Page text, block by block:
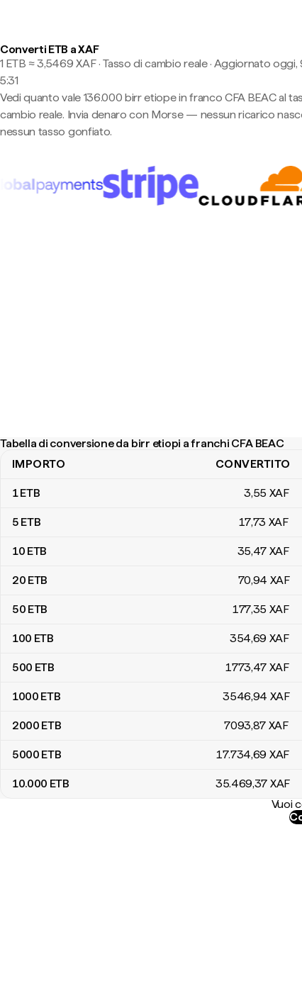
Converti ETB a XAF
1 ETB ≈ 3,5469 XAF · Tasso di cambio reale· Aggiornato oggi,
5:31
Vedi quanto vale 136.000 birr etiope in franco CFA BEAC al
cambio reale. Invia denaro con Morse — nessun ricarico
nessun tasso gonfiato.
Tabella di conversione da birr etiopi a franchi CFA BEAC
Tabella di conversione da birr etiopi a franchi CFA BEAC
IMPORTO CONVERTITO
1ETB 3,55 XAF
5 ETB 17,73 XAF
10 ETB 35,47 XAF
20 ETB 70,94 XAF
50 ETB 177,35 XAF
100 ETB 354,69 XAF
500 ETB 1773,47 XAF
1000 ETB 3546,94 XAF
2000 ETB 7093,87 XAF
5000 ETB 17.734,69 XAF
10.000 ETB 35.469,37 XAF
Vuoi